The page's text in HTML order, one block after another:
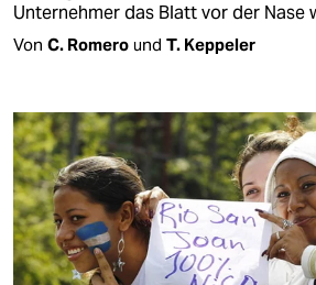
Unternehmer das Blatt vor der Nase
Von C. Romero und T. Keppeler